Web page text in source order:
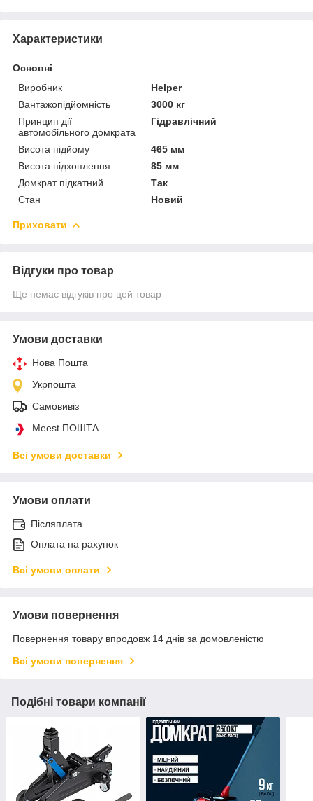
Характеристики
Основні
Виробник
Helper
Вантажопідйомність
3000 кг
Принцип дії
автомобільного домкрата
Гідравлічний
Висота підйому
465 мм
Висота підхоплення
85 мм
Домкрат підкатний
Так
Стан
Новий
Приховати
Відгуки про товар
Ще немає відгуків про цей товар
Умови доставки
Нова Пошта
Укрпошта
Самовивіз
Meest ПОШТА
Всі умови доставки
Умови оплати
Післяплата
Оплата на рахунок
Всі умови оплати
Умови повернення
Повернення товару впродовж 14 днів за домовленістю
Всі умови повернення
Подібні товари компанії